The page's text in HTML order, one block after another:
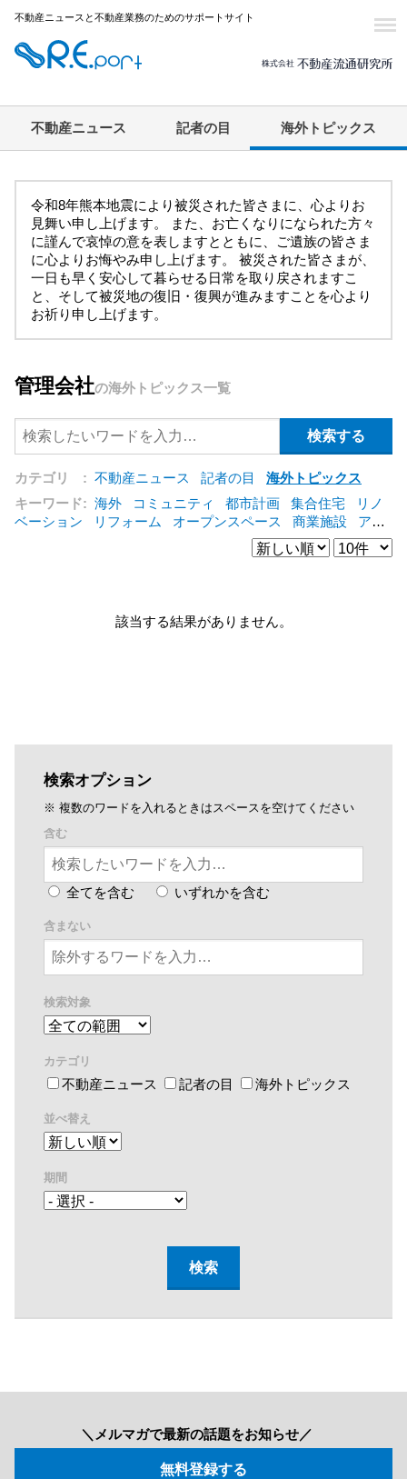
不動産ニュースと不動産業務のためのサポートサイト
不動産ニュース 記者の目 海外トピックス
令和8年熊本地震により被災された皆さまに、心よりお
見舞い申し上げます。 また、お亡くなりになられた方々
に謹んで哀悼の意を表しますとともに、ご遺族の皆さま
に心よりお悔やみ申し上げます。 被災された皆さまが、
一日も早く安心して暮らせる日常を取り戻されますこ
と、そして被災地の復旧・復興が進みますことを心より
お祈り申し上げます。
管理会社の海外トピックス一覧
カテゴリ : 不動産ニュース 記者の目
海外トピックス
キーワード: 海外 コミュニティ 都市計画 集合住宅
リノ
ベーション
リフォーム オープンスペース 商業施設
アパ
エネルギー
新型コロ
コンバージョン
都市再生
該当する結果がありません。
検索オプション
※ 複数のワードを入れるときはスペースを空けてください
含む
全てを含む いずれかを含む
含まない
検索対象
カテゴリ
不動産ニュース 記者の目 海外トピックス
並べ替え
期間
＼メルマガで最新の話題をお知らせ／